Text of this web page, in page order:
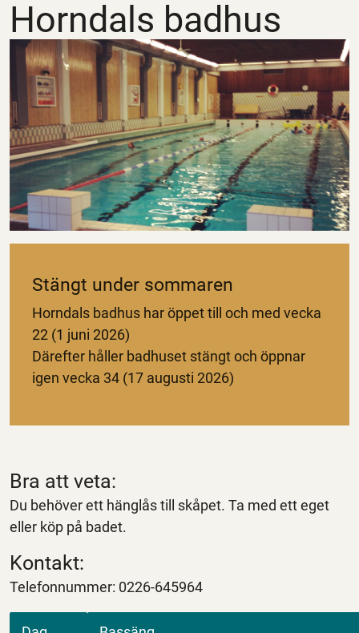
Horndals badhus
Stängt under sommaren
Horndals badhus har öppet till och med vecka
22 (1 juni 2026)
Därefter håller badhuset stängt och öppnar
igen vecka 34 (17 augusti 2026)
Bra att veta:
Du behöver ett hänglås till skåpet. Ta med ett eget
eller köp på badet.
Kontakt:
Telefonnummer: 0226-645964